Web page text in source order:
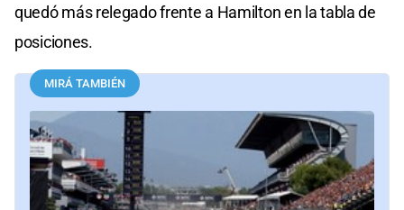
quedó más relegado frente a Hamilton en la tabla de
posiciones.
MIRÁ TAMBIÉN